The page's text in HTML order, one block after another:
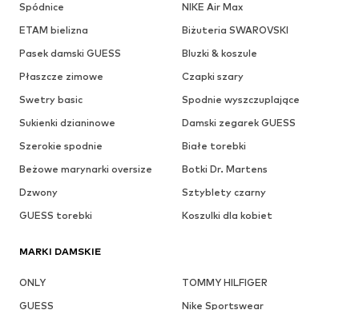
Spódnice
NIKE Air Max
ETAM bielizna
Biżuteria SWAROVSKI
Pasek damski GUESS
Bluzki & koszule
Płaszcze zimowe
Czapki szary
Swetry basic
Spodnie wyszczuplające
Sukienki dzianinowe
Damski zegarek GUESS
Szerokie spodnie
Białe torebki
Beżowe marynarki oversize
Botki Dr. Martens
Dzwony
Sztyblety czarny
GUESS torebki
Koszulki dla kobiet
MARKI DAMSKIE
ONLY
TOMMY HILFIGER
GUESS
Nike Sportswear